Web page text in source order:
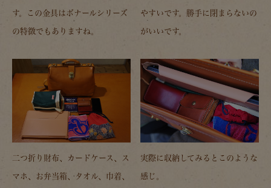
す。この金具はボナールシリーズ
の特徴でもありますね。
やすいです。勝手に閉まらないの
がいいです。
二つ折り財布、カードケース、ス
マホ、お弁当箱、タオル、巾着、
実際に収納してみるとこのような
感じ。